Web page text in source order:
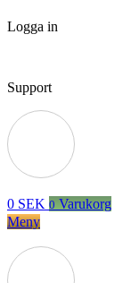
Logga in
Support
0 SEK 0 Varukorg
Meny